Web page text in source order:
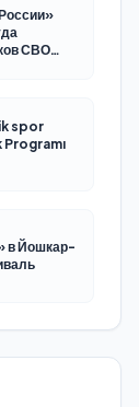
СВО
spor
Programı
в Йошкар-